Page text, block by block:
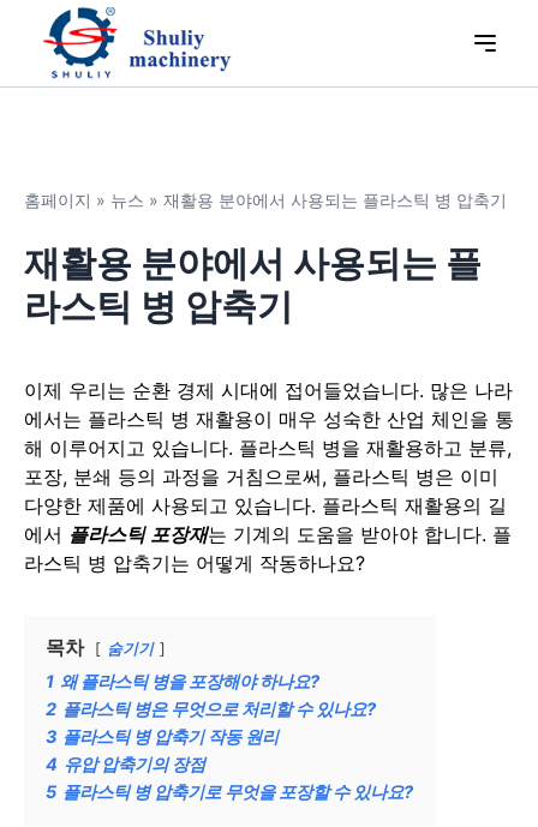
홈페이지 » 뉴스 » 재활용 분야에서 사용되는 플라스틱 병 압축기
재활용 분야에서 사용되는 플
라스틱 병 압축기
이제 우리는 순환 경제 시대에 접어들었습니다. 많은 나라
에서는 플라스틱 병 재활용이 매우 성숙한 산업 체인을 통
해 이루어지고 있습니다. 플라스틱 병을 재활용하고 분류,
포장, 분쇄 등의 과정을 거침으로써, 플라스틱 병은 이미
다양한 제품에 사용되고 있습니다. 플라스틱 재활용의 길
에서 플라스틱 포장재는 기계의 도움을 받아야 합니다. 플
라스틱 병 압축기는 어떻게 작동하나요?
목차 숨기기
1 왜 플라스틱 병을 포장해야 하나요?
2 플라스틱 병은 무엇으로 처리할 수 있나요?
3 플라스틱 병 압축기 작동 원리
4 유압 압축기의 장점
5 플라스틱 병 압축기로 무엇을 포장할 수 있나요?